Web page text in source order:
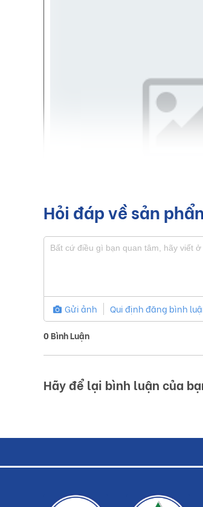
Sơ lược về sản phẩm gạch
Viglacera là một trong những thương
gạch ốp tường Viglacera được sử
thành hợp lý.
Gạch ốp tường Viglacera chủ yếu với
Sản phẩm ốp tường thương hiệu
kỹ thuật rõ nét. Đa dạng các mẫu mã
Hỏi đáp về sản
Gửi ảnh Qui định đăng bình
0Bình Luận
Hãy để lại bình luận của